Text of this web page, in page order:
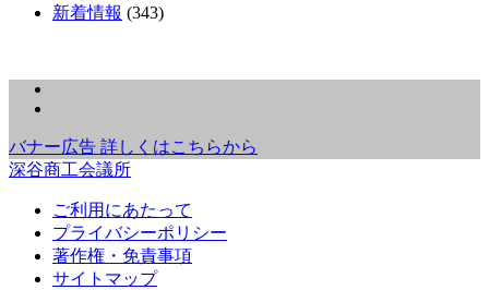
新着情報 (343)
バナー広告 詳しくはこちらから
深谷商工会議所
ご利用にあたって
プライバシーポリシー
著作権・免責事項
サイトマップ